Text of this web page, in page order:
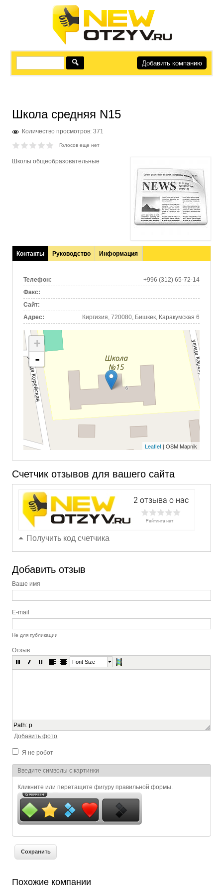
Добавить компанию
Школа средняя N15
Количество просмотров: 371
Голосов еще нет
Школы общеобразовательные
Контакты
(активная
Руководство Информация
Телефон:
+996 (312) 65-72-14
Факс:
Сайт:
Адрес:
Киргизия, 720080, Бишкек, Каракумская 6
+
-
Leaflet| OSM Mapnik
Счетчик отзывов для вашего сайта
Получить код счетчика
Добавить отзыв
Ваше имя
E-mail
Не для публикации
Отзыв
Font Size
Path:p
Добавить фото
Я не робот
Я спамер
Введите символы с картинки
Кликните или перетащите фигуру правильной формы.
Похожие компании